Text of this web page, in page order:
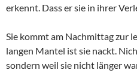
erkennt. Dass er sie in ihrer
Sie kommt am Nachmittag zur
langen Mantel ist sie nackt.
sondern weil sie nicht länger